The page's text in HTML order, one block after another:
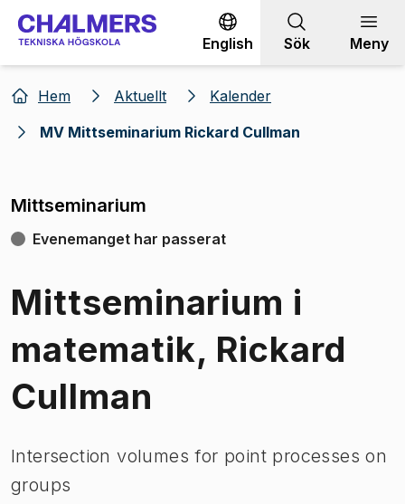
Gå till innehållet
English Sök Meny
Hem Aktuellt
Kalender
MV Mittseminarium Rickard Cullman
Mittseminarium
Evenemanget har passerat
Mittseminarium i
matematik, Rickard
Cullman
Intersection volumes for point processes on
groups